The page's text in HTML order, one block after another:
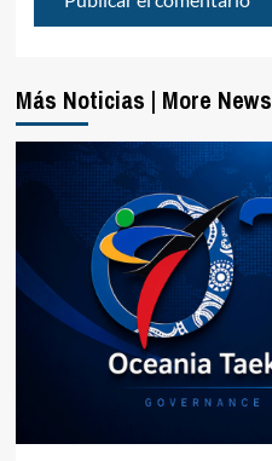
Más Noticias | More News